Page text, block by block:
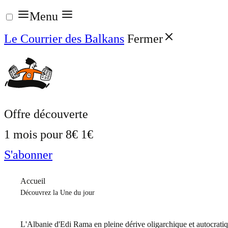
Aller
au
contenu
Menu
Le Courrier des Balkans Fermer
Offre découverte
1 mois pour 8€ 1€
S'abonner
Accueil
Découvrez la Une du jour
L'Albanie d'Edi Rama en pleine dérive oligarchique et